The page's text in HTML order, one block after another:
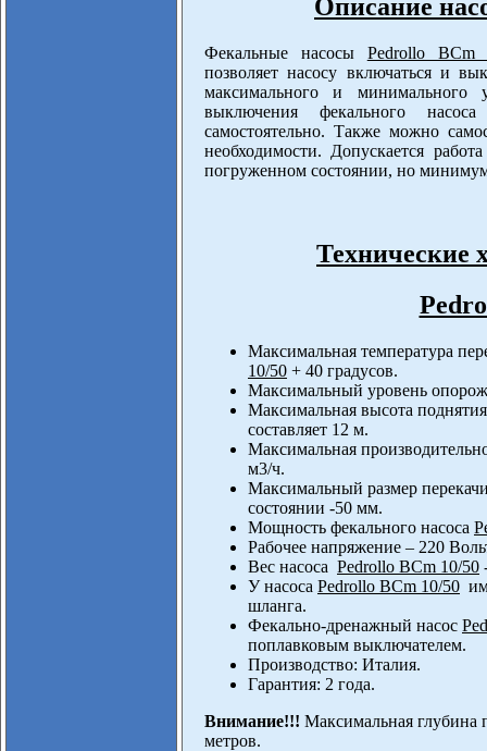
Описание
Фекальные насосы Pedrollo BCm
позволяет насосу включаться и
максимального и минимального
выключения фекального
самостоятельно. Также можно
необходимости. Допускается
погруженном состоянии, но
Технические
Максимальная температура
10/50 + 40 градусов.
Максимальный уровень
Максимальная высота
составляет 12 м.
Максимальная
м3/ч.
Максимальный размер
состоянии -50 мм.
Мощность фекального насоса
Рабочее напряжение – 220
Вес насоса Pedrollo BCm 10/50
У насоса Pedrollo BCm 10/50
шланга.
Фекально-дренажный насос
поплавковым выключателем.
Производство: Италия.
Гарантия: 2 года.
Внимание!!! Максимальная глубина
метров.